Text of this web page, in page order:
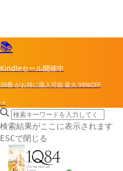
📚
Kindleセール開催中
39冊がお得に購入可能最大99%OFF
→
search icon
サイト内検索
検索結果がここに表示されます
ESCで閉じる